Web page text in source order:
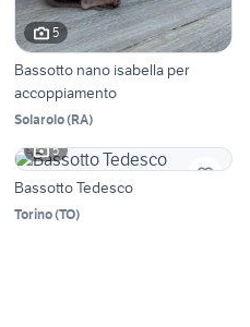
5
Bassotto nano isabella per
accoppiamento
Solarolo(RA)
5
Bassotto Tedesco
Torino(TO)